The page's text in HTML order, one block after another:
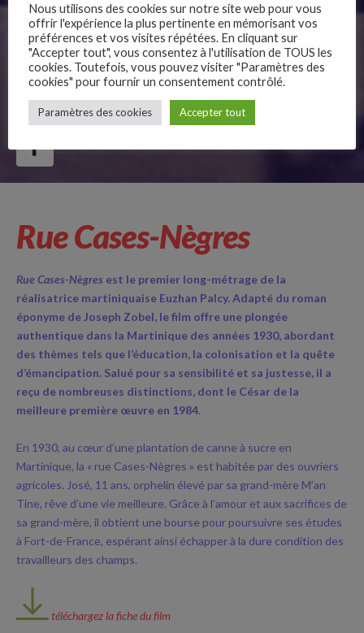
Follow Us
Rue Cases-Nègres
Rue Cases-Nègres est le premier long-métrage de la
réalisatrice martiniquaise Euzhan Palcy. Adapté du roman
éponyme de Joseph Zobel, le film offre une plongée
authentique dans la Martinique des années 1930, abordant
des thèmes tels que l’éducation, la colonisation et la quête
d’émancipation. Salué pour sa sensibilité et sa justesse, il a
reçu de nombreuses distinctions, dont le César de la
meilleure première œuvre en 1984.
En 1930, au cœur d’une plantation de canne à sucre en
Martinique, la « rue Cases-Nègres » est habitée par des ouvriers
agricoles. José, 11 ans, orphelin élevé par sa grand-mère M’an
Tine, rêve d’une vie meilleure. Grâce à l’amour et aux sacrifices de
sa grand-mère, il obtient une bourse pour poursuivre ses études
à Fort-de-France, espérant ainsi échapper à la dure condition des
travailleurs des champs.
téléchargez la fiche du film
Nous utilisons des cookies sur notre site web pour vous
offrir l'expérience la plus pertinente en mémorisant vos
préférences et vos visites répétées. En cliquant sur
"Accepter tout", vous consentez à l'utilisation de TOUS les
cookies. Toutefois, vous pouvez visiter "Paramètres des
cookies" pour fournir un consentement contrôlé.
Paramètres des cookies Accepter tout